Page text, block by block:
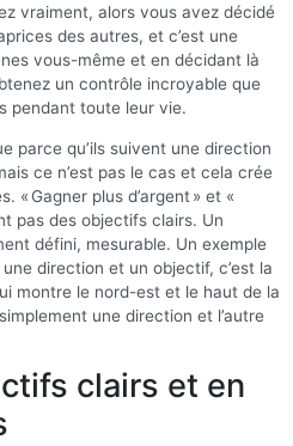
vraiment, alors vous avez décidé
des autres, et c’est une
vous-même et en décidant là
un contrôle incroyable que
pendant toute leur vie.
parce qu’ils suivent une direction
ce n’est pas le cas et cela crée
« Gagner plus d’argent » et «
pas des objectifs clairs. Un
défini, mesurable. Un exemple
direction et un objectif, c’est la
montre le nord-est et le haut de la
une direction et l’autre
clairs et en